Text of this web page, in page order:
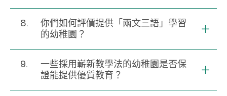
8.
你們如何評價提供「兩文三語」學習
的幼稚園？
9.
一些採用嶄新教學法的幼稚園是否保
證能提供優質教育？